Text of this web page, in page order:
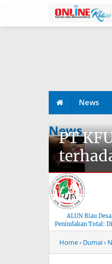
News
News
PT
ALUN Riau
Penindakan Total:
Musim Mas
Bertanggung
Home› Dumai›